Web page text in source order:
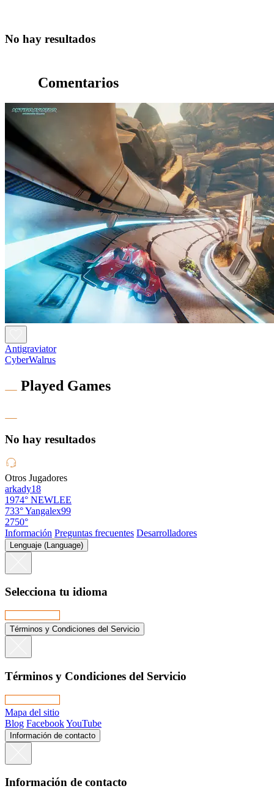
No hay resultados
Comentarios
Antigraviator
CyberWalrus
Played Games
No hay resultados
Otros Jugadores
arkady18
1974° NEWLEE
733°Yangalex99
2750°
Información Preguntas frecuentes Desarrolladores
Lenguaje (Language)
Selecciona tu idioma
Términos y Condiciones del Servicio
Términos y Condiciones del Servicio
Mapa del sitio
Blog FacebookYouTube
Información de contacto
Información de contacto